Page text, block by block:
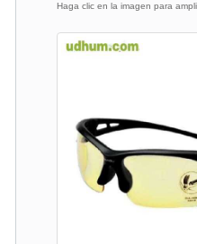
Haga clic en la imagen para